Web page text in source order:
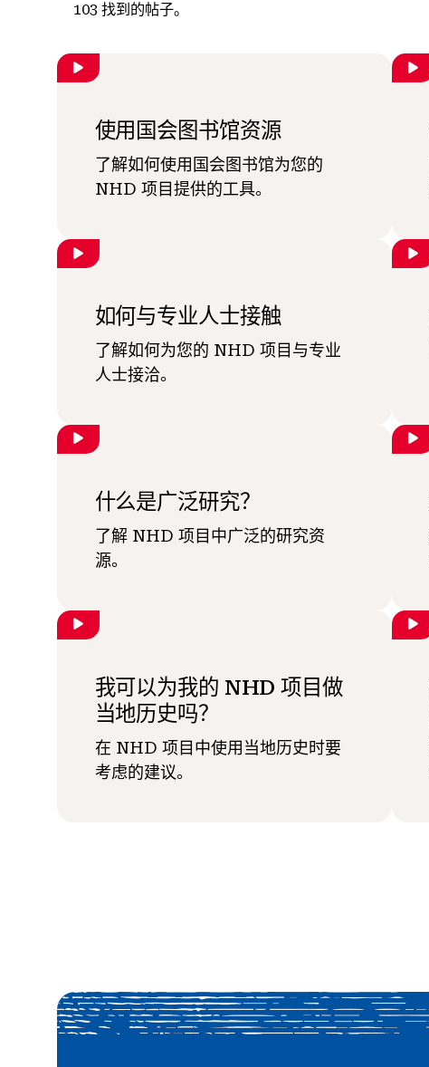
103 找到的帖子。
使用国会图书馆资源
了解如何使用国会图书馆为您的
NHD 项目提供的工具。
如何与专业人士接触
了解如何为您的 NHD 项目与专业
人士接洽。
什么是广泛研究？
了解 NHD 项目中广泛的研究资
源。
我可以为我的 NHD 项目做
当地历史吗？
在 NHD 项目中使用当地历史时要
考虑的建议。